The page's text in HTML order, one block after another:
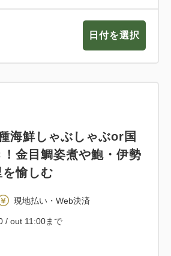
日付を選択
海鮮しゃぶしゃぶor国
金目鯛姿煮や鮑・伊勢
愉しむ
現地払い・Web決済
/ out 11:00まで